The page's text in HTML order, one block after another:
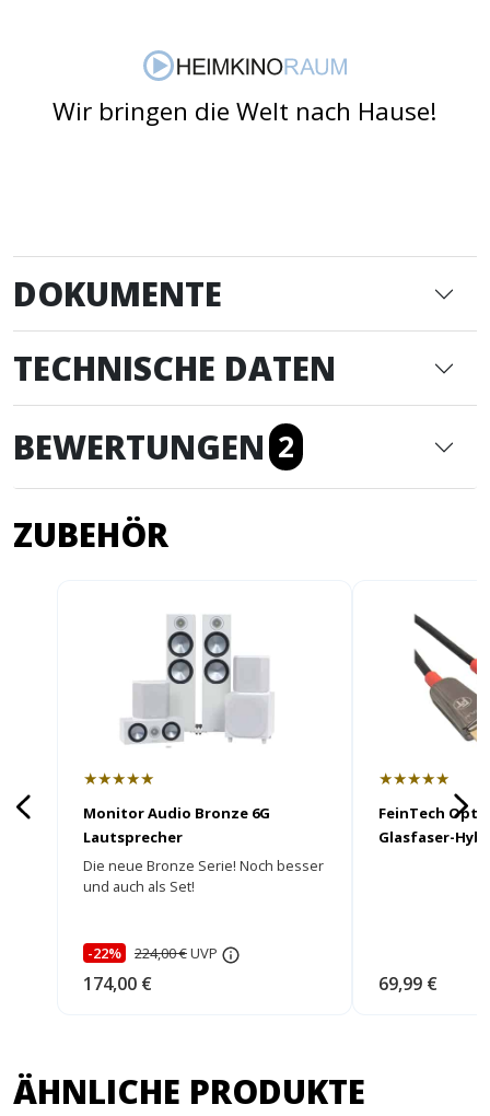
Wir bringen die Welt nach Hause!
DOKUMENTE
TECHNISCHE DATEN
BEWERTUNGEN 2
ZUBEHÖR
★★★★★
Monitor Audio Bronze 6G
Lautsprecher
Die neue Bronze Serie! Noch besser
und auch als Set!
-22% 224,00 €UVP
174,00 €
★★★★★
FeinTech
Glasfaser-
69,99 €
ÄHNLICHE PRODUKTE